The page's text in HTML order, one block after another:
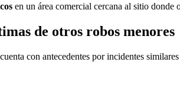
en un área comercial cercana al sitio donde
de otros robos menores
cuenta con antecedentes por incidentes similares